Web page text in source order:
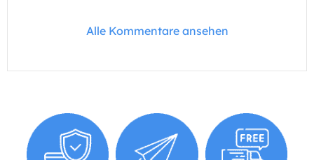
Alle Kommentare ansehen